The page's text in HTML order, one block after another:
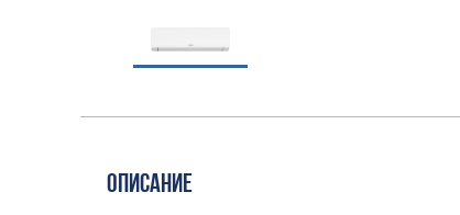
ОПИСАНИЕ